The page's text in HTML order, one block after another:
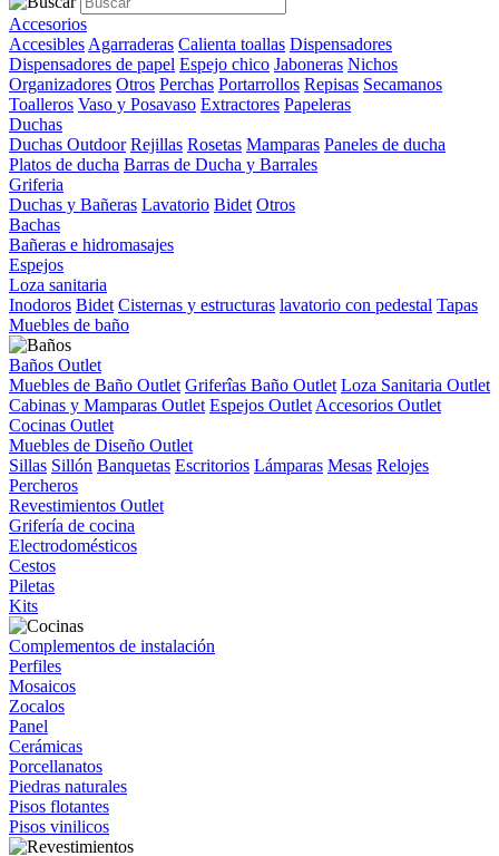
Accesorios
Accesibles Agarraderas Calienta toallas Dispensadores
Dispensadores de papel Espejo chico Jaboneras Nichos
Organizadores Otros Perchas Portarrollos Repisas Secamanos
Toalleros Vaso y Posavaso Extractores Papeleras
Duchas
Duchas Outdoor Rejillas Rosetas Mamparas Paneles de ducha
Platos de ducha Barras de Ducha y Barrales
Griferia
Duchas y Bañeras Lavatorio Bidet Otros
Bachas
Bañeras e hidromasajes
Espejos
Loza sanitaria
Inodoros Bidet Cisternas y estructuras lavatorio con pedestal Tapas
Muebles de baño
Baños Outlet
Muebles de Baño Outlet Griferîas Baño Outlet Loza Sanitaria Outlet
Cabinas y Mamparas Outlet Espejos Outlet Accesorios Outlet
Cocinas Outlet
Muebles de Diseño Outlet
Sillas Sillón Banquetas Escritorios Lámparas Mesas Relojes
Percheros
Revestimientos Outlet
Grifería de cocina
Electrodomésticos
Cestos
Piletas
Kits
Complementos de instalación
Perfiles
Mosaicos
Zocalos
Panel
Cerámicas
Porcellanatos
Piedras naturales
Pisos flotantes
Pisos vinilicos